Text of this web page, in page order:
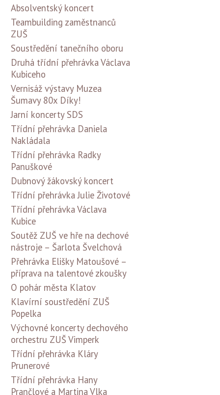
Absolventský koncert
Teambuilding zaměstnanců
ZUŠ
Soustředění tanečního oboru
Druhá třídní přehrávka Václava
Kubiceho
Vernisáž výstavy Muzea
Šumavy 80x Díky!
Jarní koncerty SDS
Třídní přehrávka Daniela
Nakládala
Třídní přehrávka Radky
Panuškové
Dubnový žákovský koncert
Třídní přehrávka Julie Životové
Třídní přehrávka Václava
Kubice
Soutěž ZUŠ ve hře na dechové
nástroje – Šarlota Švelchová
Přehrávka Elišky Matoušové –
příprava na talentové zkoušky
O pohár města Klatov
Klavírní soustředění ZUŠ
Popelka
Výchovné koncerty dechového
orchestru ZUŠ Vimperk
Třídní přehrávka Kláry
Prunerové
Třídní přehrávka Hany
Prančlové a Martina Vlka